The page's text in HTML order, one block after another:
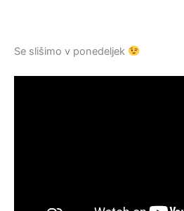
Se slišimo v ponedeljek